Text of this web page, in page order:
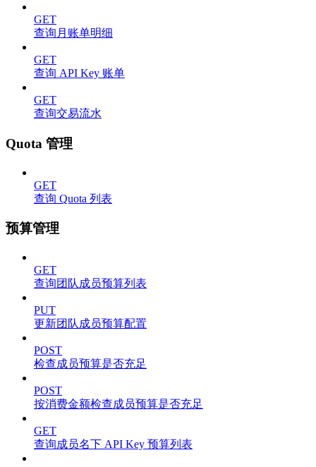
GET
查询月账单明细
GET
查询 API Key 账单
GET
查询交易流水
Quota 管理
GET
查询 Quota 列表
预算管理
GET
查询团队成员预算列表
PUT
更新团队成员预算配置
POST
检查成员预算是否充足
POST
按消费金额检查成员预算是否充足
GET
查询成员名下 API Key 预算列表